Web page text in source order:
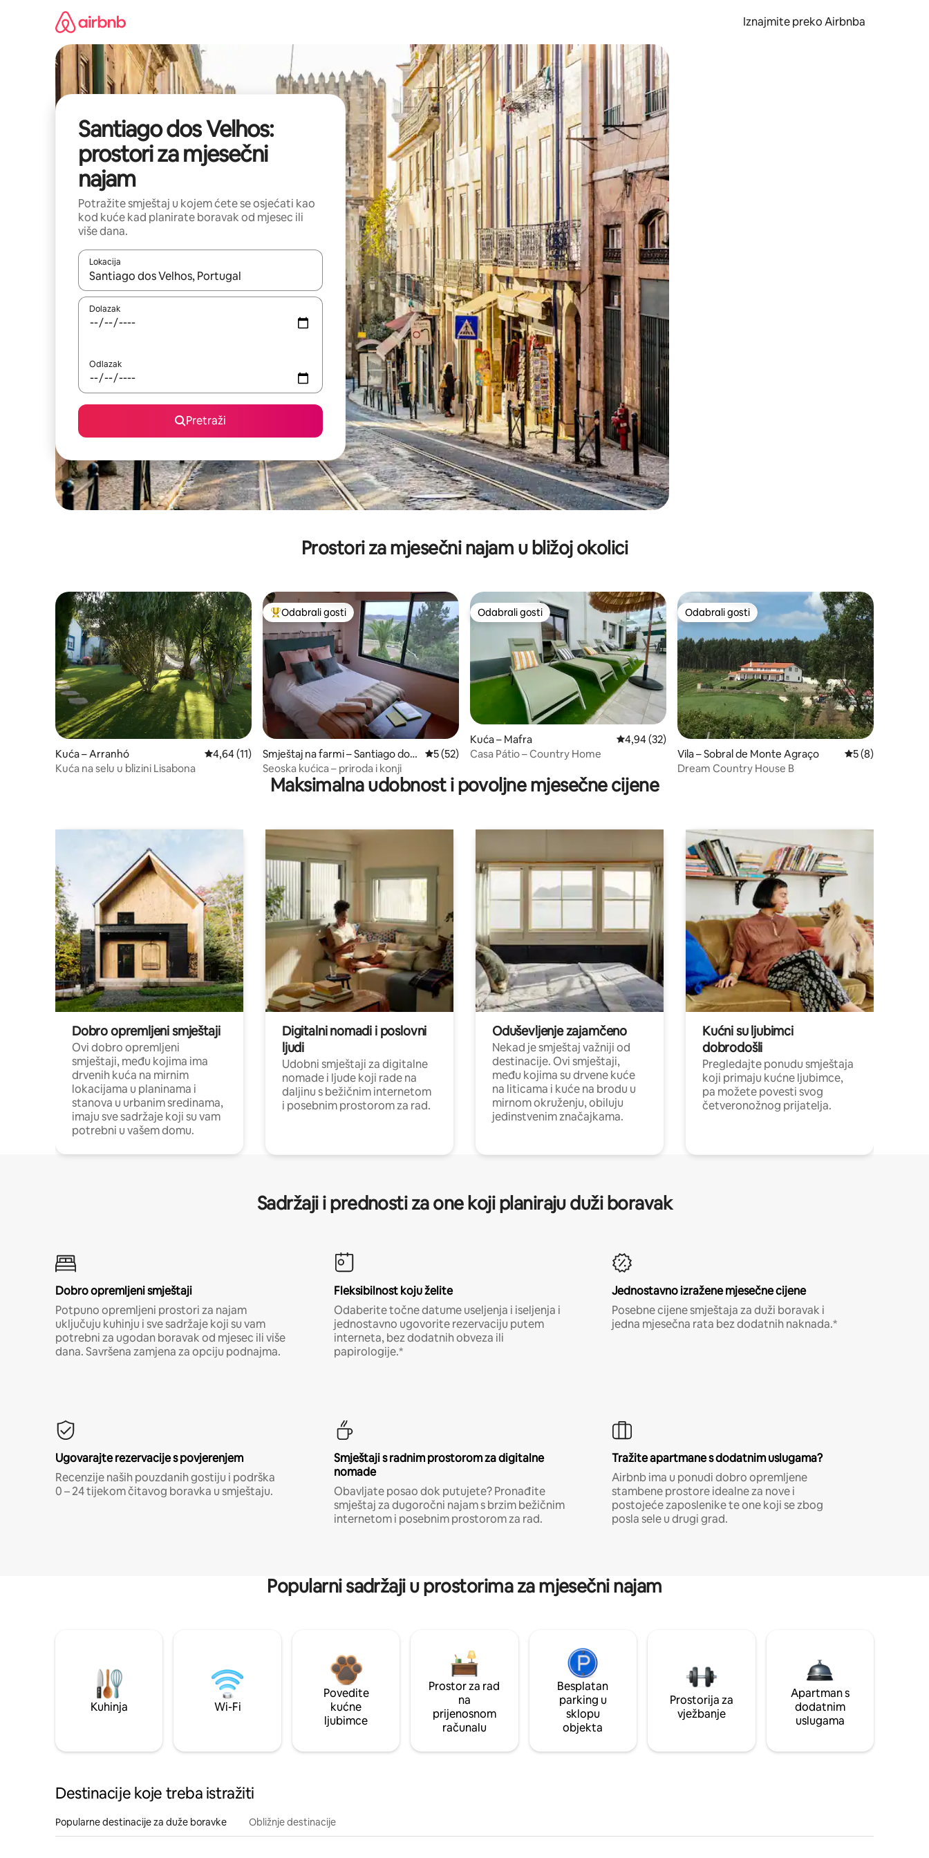
Iznajmite preko Airbnba
Santiago dos Velhos:
prostori za mjesečni
najam
Potražite smještaj u kojem ćete se osjećati kao
kod kuće kad planirate boravak od mjesec ili
više dana.
Lokacija
Kada budu dostupni rezultati, moći ćete ih pregledati koristeći se strelicama prema gore i prema dolje, kao i dodirom ili prelaskom prstom po zaslonu.
Dolazak
Odlazak
Pretraži
Prostori za mjesečni najam u bližoj okolici
Kuća – Arranhó Prosječna ocjena: 4,64/5, recenzija: 11
4,64 (11)
Kuća na selu u blizini Lisabona
Među najviše rangiranima s oznakom „Odabrali gosti”
Odabrali gosti
Smještaj na farmi – Santiago dos
Velhos
Prosječna ocjena: 5/5, recenzija: 52
5 (52)
Seoska kućica – priroda i konji
Odabrali gosti
Odabrali gosti
Kuća – Mafra Prosječna ocjena: 4,94/5, recenzija: 32
4,94 (32)
Casa Pátio – Country Home
Odabrali gosti
Odabrali gosti
Vila – Sobral de Monte Agraço Prosječna
5 (8)
Dream Country House B
Maksimalna udobnost i povoljne mjesečne cijene
Dobro opremljeni smještaji
Ovi dobro opremljeni
smještaji, među kojima ima
drvenih kuća na mirnim
lokacijama u planinama i
stanova u urbanim sredinama,
imaju sve sadržaje koji su vam
potrebni u vašem domu.
Digitalni nomadi i poslovni
ljudi
Udobni smještaji za digitalne
nomade i ljude koji rade na
daljinu s bežičnim internetom
i posebnim prostorom za rad.
Oduševljenje zajamčeno
Nekad je smještaj važniji od
destinacije. Ovi smještaji,
među kojima su drvene kuće
na liticama i kuće na brodu u
mirnom okruženju, obiluju
jedinstvenim značajkama.
Kućni su ljubimci
dobrodošli
Pregledajte ponudu smještaja
koji primaju kućne ljubimce,
pa možete povesti svog
četveronožnog prijatelja.
Sadržaji i prednosti za one koji planiraju duži boravak
Dobro opremljeni smještaji
Potpuno opremljeni prostori za najam
uključuju kuhinju i sve sadržaje koji su vam
potrebni za ugodan boravak od mjesec ili više
dana. Savršena zamjena za opciju podnajma.
Fleksibilnost koju želite
Odaberite točne datume useljenja i iseljenja i
jednostavno ugovorite rezervaciju putem
interneta, bez dodatnih obveza ili
papirologije.*
Jednostavno izražene mjesečne cijene
Posebne cijene smještaja za duži boravak i
jedna mjesečna rata bez dodatnih naknada.*
Ugovarajte rezervacije s povjerenjem
Recenzije naših pouzdanih gostiju i podrška
0 – 24 tijekom čitavog boravka u smještaju.
Smještaji s radnim prostorom za digitalne
nomade
Obavljate posao dok putujete? Pronađite
smještaj za dugoročni najam s brzim bežičnim
internetom i posebnim prostorom za rad.
Tražite apartmane s dodatnim uslugama?
Airbnb ima u ponudi dobro opremljene
stambene prostore idealne za nove i
postojeće zaposlenike te one koji se zbog
posla sele u drugi grad.
Popularni sadržaji u prostorima za mjesečni najam
Kuhinja Wi-Fi
Povedite
kućne
ljubimce
Prostor za rad
na
prijenosnom
računalu
Besplatan
parking u
sklopu
objekta
Prostorija za
vježbanje
Apartman s
dodatnim
uslugama
Destinacije koje treba istražiti
Popularne destinacije za duže boravke Obližnje destinacije